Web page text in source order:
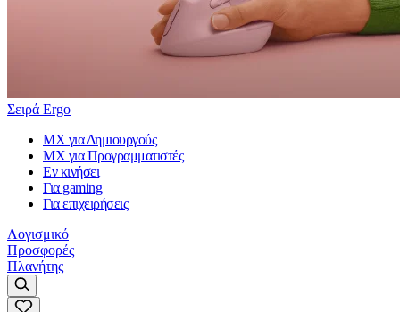
Σειρά Ergo
MX για Δημιουργούς
MX για Προγραμματιστές
Εν κινήσει
Για gaming
Για επιχειρήσεις
Λογισμικό
Προσφορές
Πλανήτης